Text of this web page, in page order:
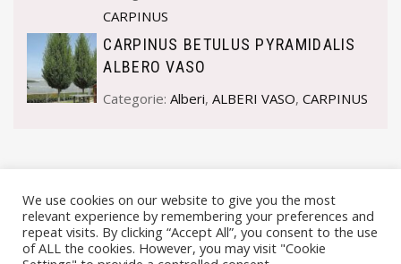
CARPINUS
CARPINUS BETULUS PYRAMIDALIS
ALBERO VASO
Categorie:Alberi,ALBERI VASO,CARPINUS
We use cookies on our website to give you the most
relevant experience by remembering your preferences and
repeat visits. By clicking “Accept All”, you consent to the use
of ALL the cookies. However, you may visit "Cookie